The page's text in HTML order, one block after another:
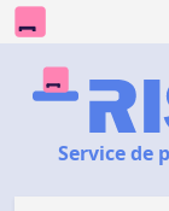
Service de